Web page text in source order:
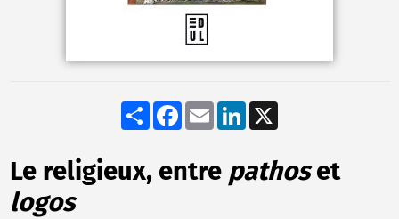
Share Facebook
Email LinkedIn
Le religieux, entre pathoset
logos